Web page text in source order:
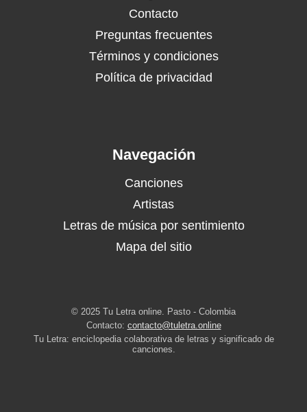
Contacto
Preguntas frecuentes
Términos y condiciones
Política de privacidad
Navegación
Canciones
Artistas
Letras de música por sentimiento
Mapa del sitio
© 2025 Tu Letra online. Pasto - Colombia
Contacto: contacto@tuletra.online
Tu Letra: enciclopedia colaborativa de letras y significado de
canciones.